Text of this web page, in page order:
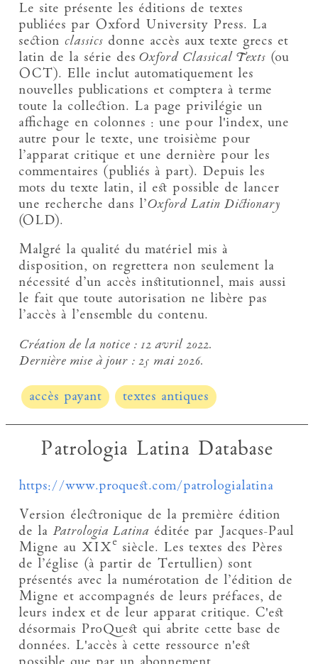
Le site présente les éditions de textes
publiées par Oxford University Press. La
sectionclassics donne accès aux texte grecs et
latin de la série des Oxford Classical Texts (ou
OCT). Elle inclut automatiquement les
nouvelles publications et comptera à terme
toute la collection. La page privilégie un
affichage en colonnes : une pour l'index, une
autre pour le texte, une troisième pour
l’apparat critique et une dernière pour les
commentaires (publiés à part). Depuis les
mots du texte latin, il est possible de lancer
une recherche dans l’Oxford Latin Dictionary
(OLD).
Malgré la qualité du matériel mis à
disposition, on regrettera non seulement la
nécessité d’un accès institutionnel, mais aussi
le fait que toute autorisation ne libère pas
l’accès à l’ensemble du contenu.
Création de la notice :12 avril 2022.
Dernière mise à jour :25 mai 2026.
accès payant textes antiques
Patrologia Latina Database
https://www.proquest.com/patrologialatina
Version électronique de la première édition
de la Patrologia Latina éditée par Jacques-Paul
Migne au XIXe siècle. Les textes des Pères
de l’église (à partir de Tertullien) sont
présentés avec la numérotation de l’édition de
Migne et accompagnés de leurs préfaces, de
leurs index et de leur apparat critique. C'est
désormais ProQuest qui abrite cette base de
données. L'accès à cette ressource n'est